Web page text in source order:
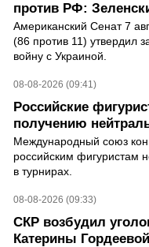
против РФ:
Американский Сенат 7
(86 против 11) утвердил
войну с Украиной.
08-08-2026 (09:41)
Российские
получению
Международный союз
российским фигуристам
в турнирах.
08-08-2026 (09:33)
СКР возбудил
Катерины Гордеевой